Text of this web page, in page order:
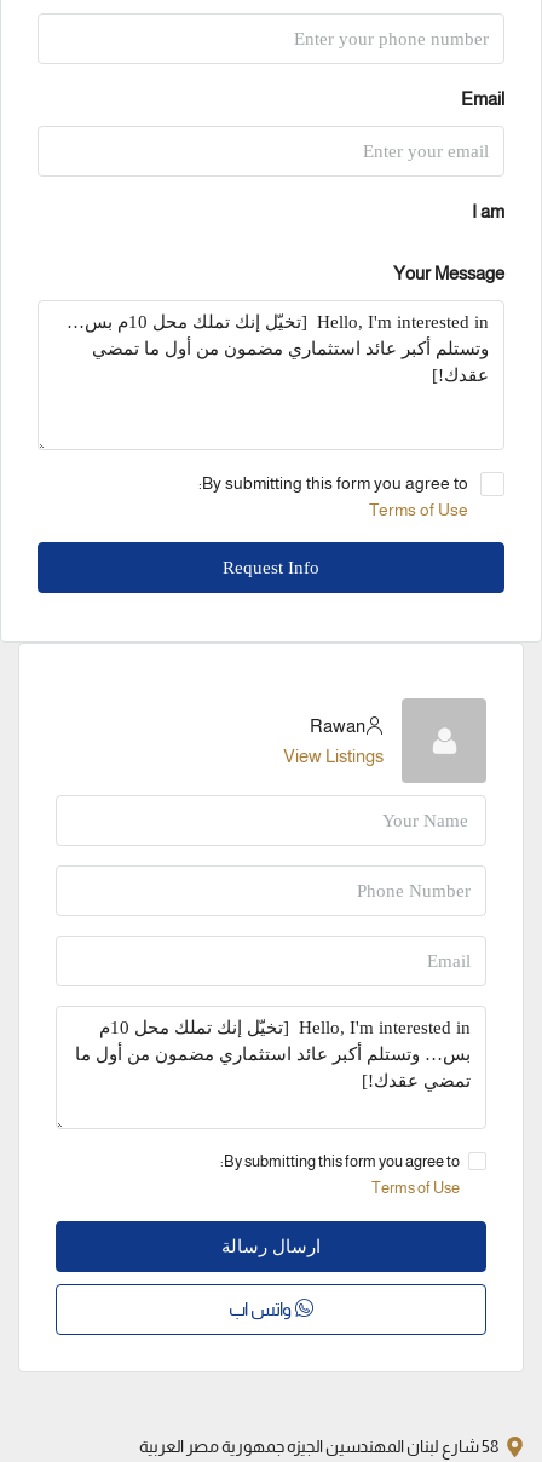
Email
I am
Your Message
By submitting this form you agree to:
Terms of Use
Request Info
Rawan
View Listings
By submitting this form you agree to:
Terms of Use
ارسال رسالة
واتس اب
58 شارع لبنان المهندسين الجيزه جمهورية مصر العربية